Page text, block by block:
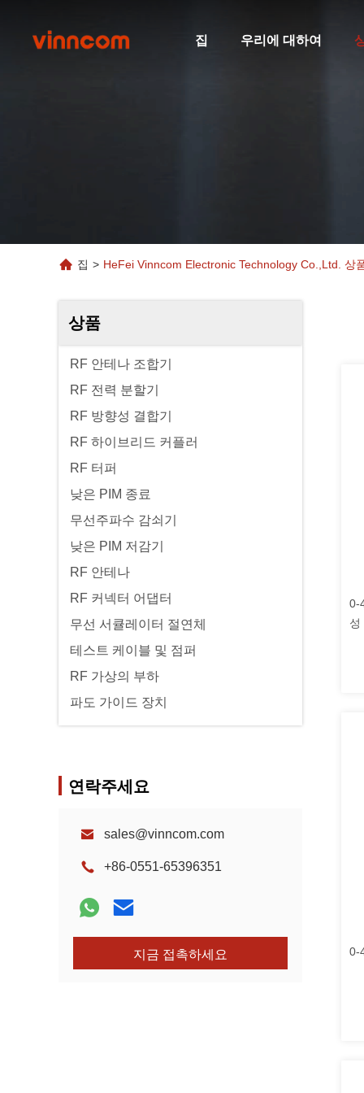
집 우리에 대하여
집 > HeFei Vinncom Electronic Technology Co.,Ltd. 상
상품
RF 안테나 조합기
RF 전력 분할기
RF 방향성 결합기
RF 하이브리드 커플러
RF 터퍼
낮은 PIM 종료
무선주파수 감쇠기
낮은 PIM 저감기
RF 안테나
RF 커넥터 어댑터
무선 서큘레이터 절연체
테스트 케이블 및 점퍼
RF 가상의 부하
파도 가이드 장치
연락주세요
sales@vinncom.com
+86-0551-65396351
지금 접촉하세요
0-
성
0-